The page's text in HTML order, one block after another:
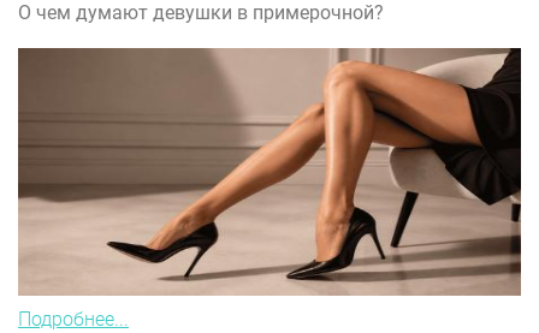
О чем думают девушки в примерочной?
Подробнее...